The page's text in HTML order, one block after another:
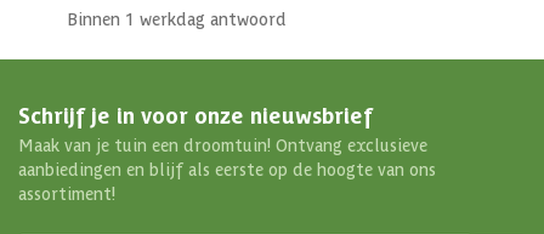
Binnen 1 werkdag antwoord
Schrijf je in voor onze nieuwsbrief
Maak van je tuin een droomtuin! Ontvang exclusieve
aanbiedingen en blijf als eerste op de hoogte van ons
assortiment!